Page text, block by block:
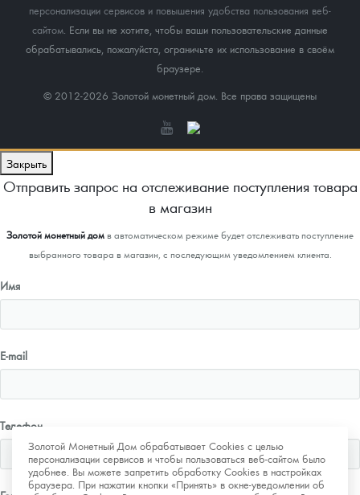
персонализации сервисов и повышения удобства пользования веб-
сайтом . Если вы не хотите, чтобы ваши пользовательские данные
обрабатывались, пожалуйста, ограничьте их использование в своём
браузере.
© 2012-2026 Золотой монетный дом. Все права защищены
Золотой Монетный Дом обрабатывает Cookies с целью
персонализации сервисов и чтобы пользоваться веб-сайтом было
удобнее. Вы можете запретить обработку Cookies в настройках
браузера. При нажатии кнопки «Принять» в окне-уведомлении об
Закрыть
Отправить запрос на отслеживание поступления товара
в магазин
Золотой монетный домв автоматическом режиме будет отслеживать поступление
выбранного товара в магазин, с последующим уведомлением клиента.
Имя
E-mail
Телефон